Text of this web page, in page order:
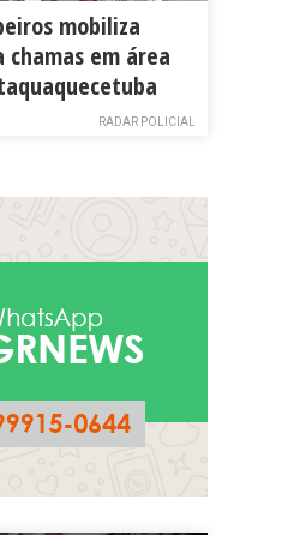
mobiliza
em área
RADAR POLICIAL